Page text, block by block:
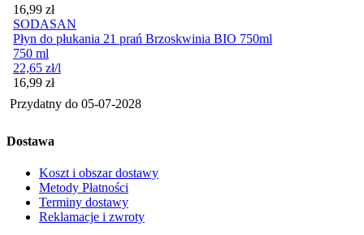
Cena
16,99 zł
SODASAN
Płyn do płukania 21 prań Brzoskwinia BIO 750ml
750 ml
22,65 zł/l
Cena
16,99 zł
Przydatny do 05-07-2028
Dostawa
Koszt i obszar dostawy
Metody Płatności
Terminy dostawy
Reklamacje i zwroty